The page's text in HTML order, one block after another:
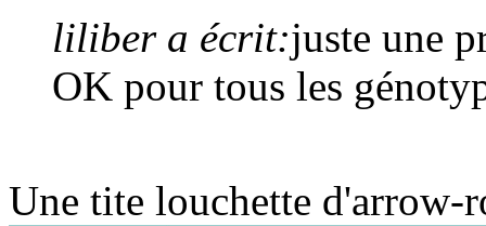
liliber a écrit:juste une
OK pour tous les
Une tite louchette